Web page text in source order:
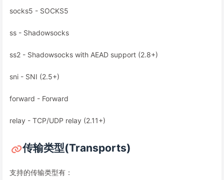
socks5 - SOCKS5
ss - Shadowsocks
ss2 - Shadowsocks with AEAD support (2.8+)
sni - SNI (2.5+)
forward - Forward
relay - TCP/UDP relay (2.11+)
传输类型(Transports)
支持的传输类型有：